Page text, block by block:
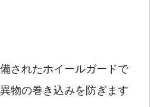
されたホイールガードで
物の巻き込みを防ぎます